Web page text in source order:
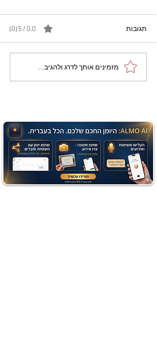
מתכון מנצח עוגת מייפל
שוקולד בחושה וקלה - זיוה
תגובות 0.0 / 5 ‏(0)
מזמינים אותך לדרג ולהגיב...